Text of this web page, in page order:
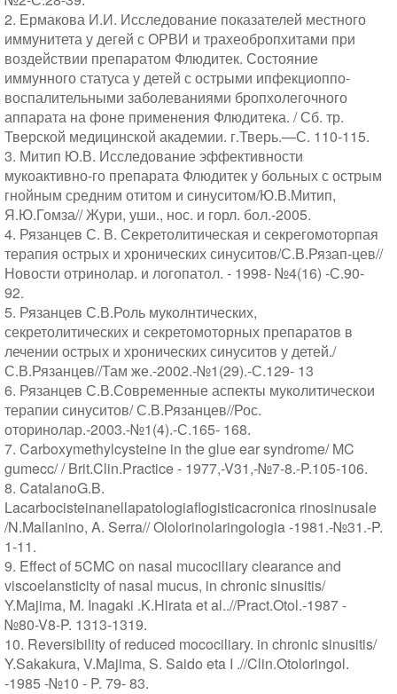
2. Ермакова И.И. Исследование показателей местного
иммунитета у дегей с ОРВИ и трахеобропхитами при
воздействии препаратом Флюдитек. Состояние
иммунного статуса у детей с острыми ипфекциоппо-
воспалительными заболеваниями бропхолегочного
аппарата на фоне применения Флюдитека. / Сб. тр.
Тверской медицинской академии. г.Тверь.—С. 110-115.
3. Митип Ю.В. Исследование эффективности
мукоактивно-го препарата Флюдитек у больных с острым
гнойным средним отитом и синуситом/Ю.В.Митип,
Я.Ю.Гомза// Жури, уши., нос. и горл. бол.-2005.
4. Рязанцев С. В. Секретолитическая и секрегомоторпая
терапия острых и хронических синуситов/С.В.Рязап-цев//
Новости отринолар. и логопатол. - 1998- №4(16) -С.90-
92.
5. Рязанцев С.В.Роль муколнтических,
секретолитических и секретомоторных препаратов в
лечении острых и хронических синуситов у детей./
С.В.Рязанцев//Там же.-2002.-№1(29).-С.129- 13
6. Рязанцев С.В.Современные аспекты муколитическои
терапии синуситов/ С.В.Рязанцев//Рос.
оторинолар.-2003.-№1(4).-С.165- 168.
7. Carboxymethylcysteine in the glue ear syndrome/ MC
gumecc/ / Brit.Clin.Practice - 1977,-V31,-№7-8.-P.105-106.
8. CatalanoG.B.
Lacarbocisteinanellapatologiaflogisticacronica rinosinusale
/N.Mallanino, A. Serra// Ololorinolaringologia -1981.-№31.-P.
1-11.
9. Effect of 5CMC on nasal mucociliary clearance and
viscoelansticity of nasal mucus, in chronic sinusitis/
Y.Majima, M. Inagaki .K.Hirata et al..//Pract.Otol.-1987 -
№80-V8-P. 1313-1319.
10. Reversibility of reduced mocociliary. in chronic sinusitis/
Y.Sakakura, V.Majima, S. Saido eta I .//Clin.Otoloringol.
-1985 -№10 - P. 79- 83.